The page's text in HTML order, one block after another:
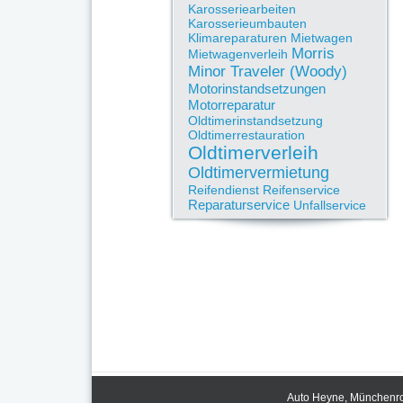
Karosseriearbeiten
Karosserieumbauten
Klimareparaturen Mietwagen
Mietwagenverleih Morris
Minor Traveler (Woody)
Motorinstandsetzungen
Motorreparatur
Oldtimerinstandsetzung
Oldtimerrestauration
Oldtimerverleih
Oldtimervermietung
Reifendienst Reifenservice
Reparaturservice Unfallservice
Auto Heyne,